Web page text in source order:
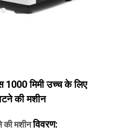
1000 मिमी उच्च के लिए
की मशीन
की मशीनविवरण: